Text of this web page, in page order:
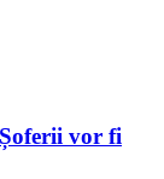
vor fi